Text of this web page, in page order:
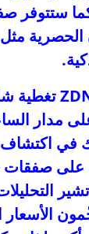
ستتوفر
مثل
مدار
في
صفقات
الأسعار